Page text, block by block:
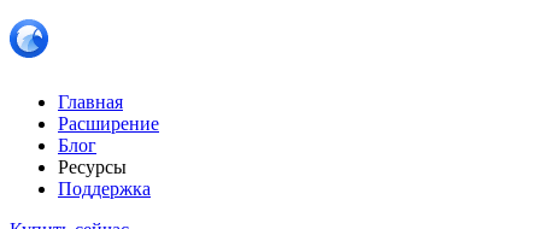
Главная
Расширение
Блог
Ресурсы
Поддержка